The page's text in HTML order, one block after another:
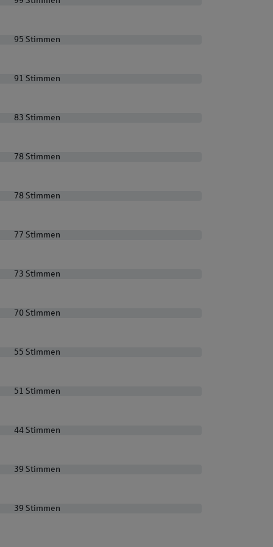
95 Stimmen
95 Stimmen
91 Stimmen
91 Stimmen
83 Stimmen
83 Stimmen
78 Stimmen
78 Stimmen
78 Stimmen
78 Stimmen
77 Stimmen
77 Stimmen
73 Stimmen
73 Stimmen
70 Stimmen
70 Stimmen
55 Stimmen
55 Stimmen
51 Stimmen
51 Stimmen
44 Stimmen
44 Stimmen
39 Stimmen
39 Stimmen
39 Stimmen
39 Stimmen